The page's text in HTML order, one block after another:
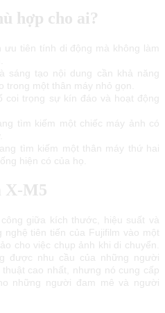
hợp cho ai?
ưu tiên tính di động mà không làm
sáng tạo nội dung cần khả năng
trong một thân máy nhỏ gọn.
coi trọng sự kín đáo và hoạt động
tìm kiếm một chiếc máy ảnh có
tìm kiếm một thân máy thứ hai
hiện có của họ.
X-M5
giữa kích thước, hiệu suất và
tiên tiến của Fujifilm vào một
cho việc chụp ảnh khi di chuyển.
được nhu cầu của những người
cao nhất, nhưng nó cung cấp
những người đam mê và người